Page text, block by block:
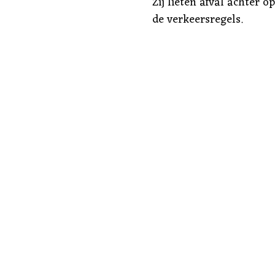
de verkeersregels.